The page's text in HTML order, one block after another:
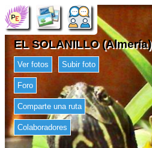
EL SOLANILLO (Almería)
Ver fotos Subir foto
Foro
Comparte una ruta
Colaboradores